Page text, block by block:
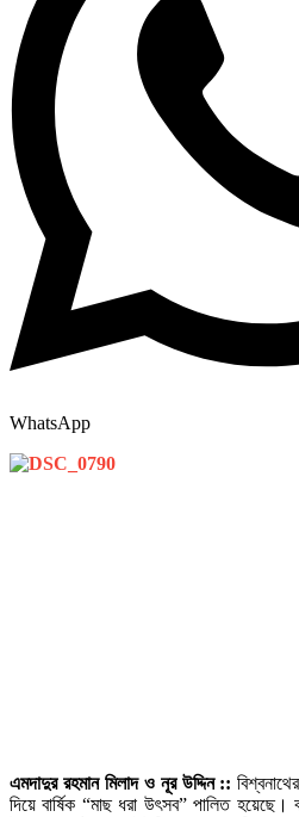
WhatsApp
এমদাদুর রহমান মিলাদ ও নূর উদ্দিন ::
দিয়ে বার্ষিক “মাছ ধরা উৎসব” পালিত হয়েছে।